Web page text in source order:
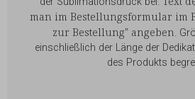
man im Bestellungsformular im
zur Bestellung" angeben.
einschließlich der Länge der
des Produkts